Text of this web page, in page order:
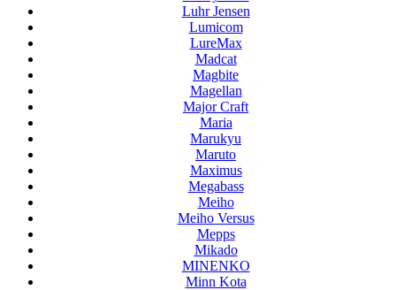
Luhr Jensen
Lumicom
LureMax
Madcat
Magbite
Magellan
Major Craft
Maria
Marukyu
Maruto
Maximus
Megabass
Meiho
Meiho Versus
Mepps
Mikado
MINENKO
Minn Kota